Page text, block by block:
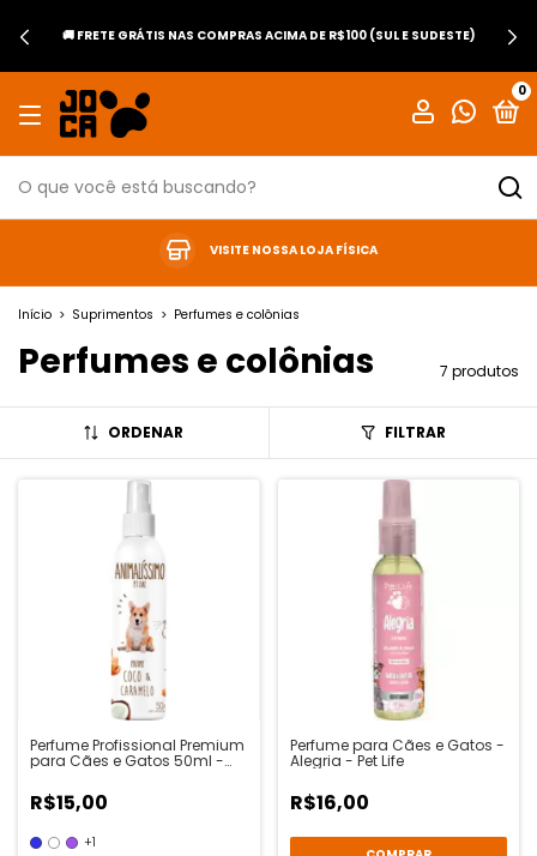
🚚 FRETE GRÁTIS NAS COMPRAS ACIMA DE R$100 (SUL E SUDESTE)
0
VISITE NOSSA LOJA FÍSICA
Início > Suprimentos > Perfumes e colônias
Perfumes e colônias 7 produtos
ORDENAR FILTRAR
Perfume Profissional Premium
para Cães e Gatos 50ml -
R$15,00
+1
Perfume para Cães e Gatos -
Alegria - Pet Life
R$16,00